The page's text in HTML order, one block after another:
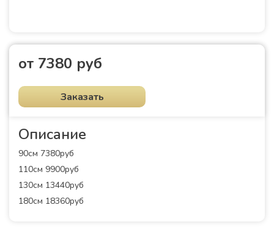
от 7380 руб
Заказать
Описание
90см 7380руб
110см 9900руб
130см 13440руб
180см 18360руб